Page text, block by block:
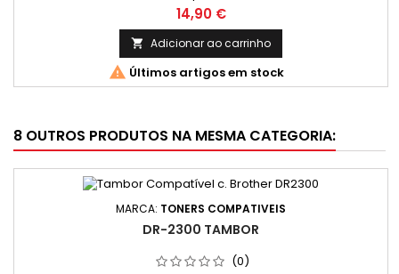
Preço
14,90 €
 Adicionar ao carrinho
 Últimos artigos em stock
8 OUTROS PRODUTOS NA MESMA CATEGORIA:
MARCA: TONERS COMPATIVEIS
DR-2300 TAMBOR
(0)